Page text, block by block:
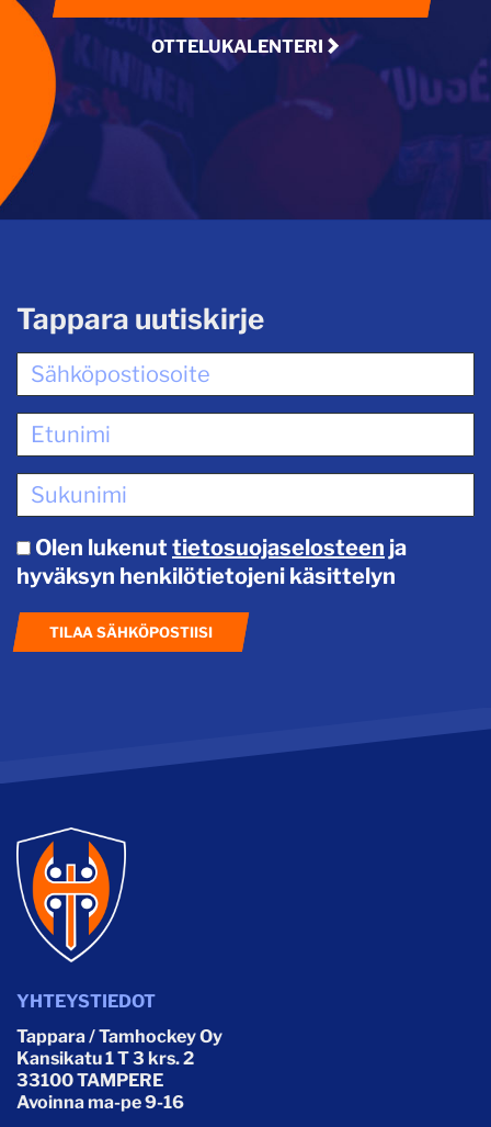
OTTELUKALENTERI
YHTEYSTIEDOT
Tappara / Tamhockey Oy
Kansikatu 1 T 3 krs. 2
33100 TAMPERE
Avoinna ma-pe 9-16
Tappara uutiskirje
Olen lukenut tietosuojaselosteen ja
hyväksyn henkilötietojeni käsittelyn
TILAA SÄHKÖPOSTIISI